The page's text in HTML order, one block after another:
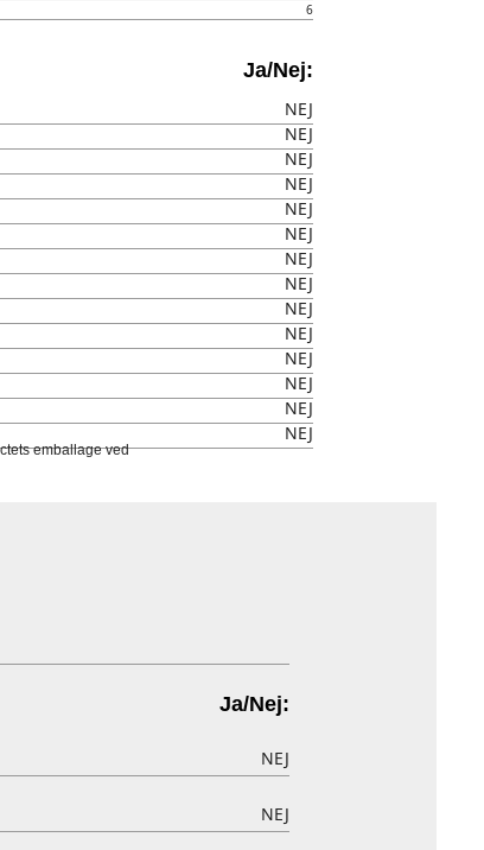
6
Ja/Nej:
NEJ
NEJ
NEJ
NEJ
NEJ
NEJ
NEJ
NEJ
NEJ
NEJ
NEJ
NEJ
NEJ
NEJ
emballage ved
Ja/Nej:
NEJ
NEJ